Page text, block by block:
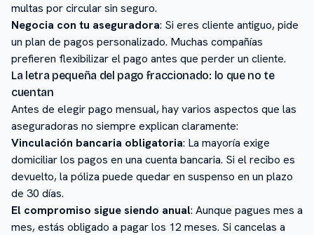
multas por circular sin seguro.
Negocia con tu aseguradora: Si eres cliente antiguo, pide
un plan de pagos personalizado. Muchas compañías
prefieren flexibilizar el pago antes que perder un cliente.
La letra pequeña del pago fraccionado: lo que no te
cuentan
Antes de elegir pago mensual, hay varios aspectos que las
aseguradoras no siempre explican claramente:
Vinculación bancaria obligatoria: La mayoría exige
domiciliar los pagos en una cuenta bancaria. Si el recibo es
devuelto, la póliza puede quedar en suspenso en un plazo
de 30 días.
El compromiso sigue siendo anual: Aunque pagues mes a
mes, estás obligado a pagar los 12 meses. Si cancelas a